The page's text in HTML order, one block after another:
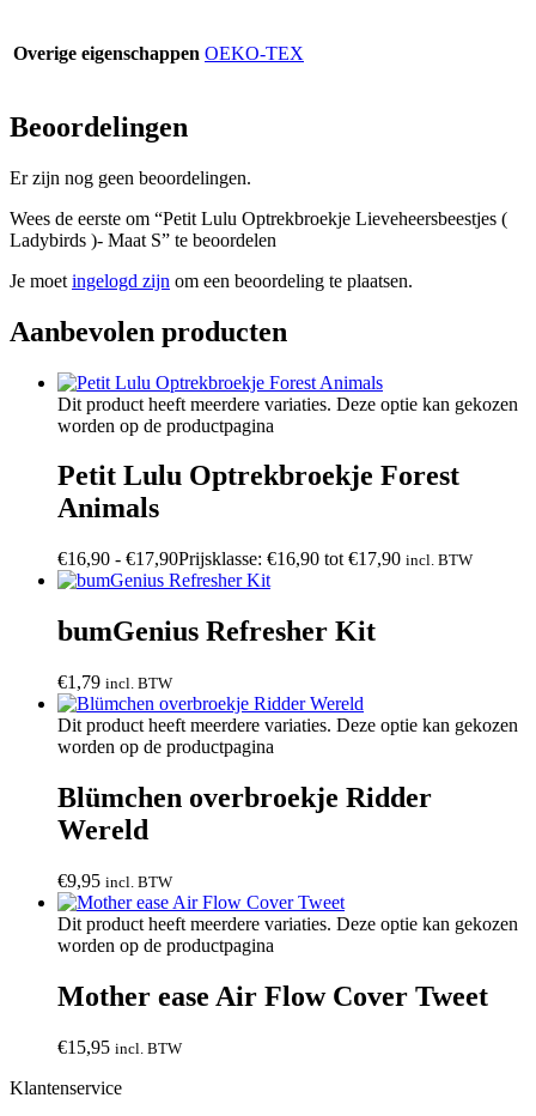
Overige eigenschappen OEKO-TEX
Beoordelingen
Er zijn nog geen beoordelingen.
Wees de eerste om “Petit Lulu Optrekbroekje Lieveheersbeestjes (
Ladybirds )- Maat S” te beoordelen
Je moet ingelogd zijn om een beoordeling te plaatsen.
Aanbevolen producten
Dit product heeft meerdere variaties. Deze optie kan gekozen
worden op de productpagina
Petit Lulu Optrekbroekje Forest
Animals
€16,90 - €17,90Prijsklasse: €16,90 tot €17,90 incl. BTW
bumGenius Refresher Kit
€1,79 incl. BTW
Dit product heeft meerdere variaties. Deze optie kan gekozen
worden op de productpagina
Blümchen overbroekje Ridder
Wereld
€9,95 incl. BTW
Dit product heeft meerdere variaties. Deze optie kan gekozen
worden op de productpagina
Mother ease Air Flow Cover Tweet
€15,95 incl. BTW
Klantenservice